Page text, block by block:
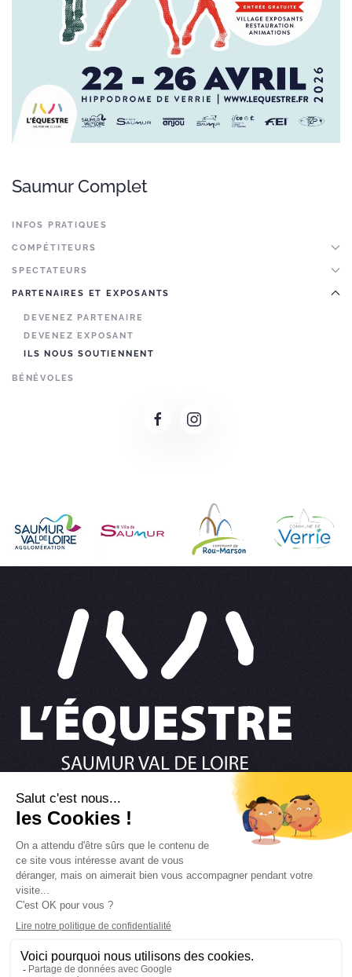
Saumur Complet
INFOS PRATIQUES
COMPÉTITEURS
SPECTATEURS
PARTENAIRES ET EXPOSANTS
DEVENEZ PARTENAIRE
DEVENEZ EXPOSANT
ILS NOUS SOUTIENNENT
BÉNÉVOLES
NOUS ÉCRIRE